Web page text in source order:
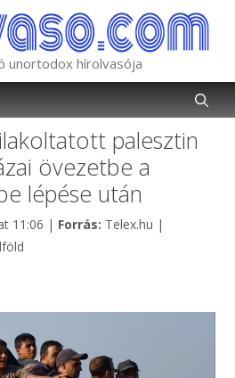
unortodox hírolvasója
palesztin
övezetbe a
lépése után
11:06 | Forrás: Kategória
Telex.hu |